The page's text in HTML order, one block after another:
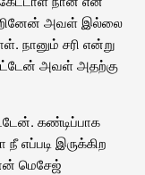
அவள் இல்லை
நானும் சரி என்று
அவள் அதற்கு
கண்டிப்பாக
எப்படி இருக்கிற
மெசேஜ்